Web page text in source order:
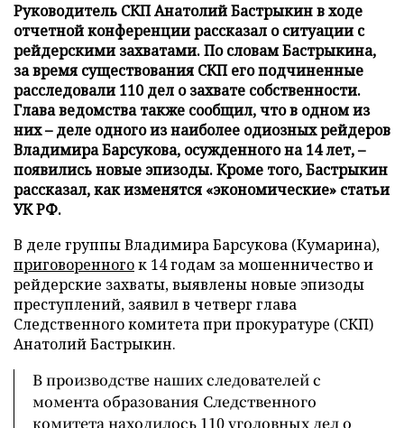
Руководитель СКП Анатолий Бастрыкин в ходе
отчетной конференции рассказал о ситуации с
рейдерскими захватами. По словам Бастрыкина,
за время существования СКП его подчиненные
расследовали 110 дел о захвате собственности.
Глава ведомства также сообщил, что в одном из
них – деле одного из наиболее одиозных рейдеров
Владимира Барсукова, осужденного на 14 лет, –
появились новые эпизоды. Кроме того, Бастрыкин
рассказал, как изменятся «экономические» статьи
УК РФ.
В деле группы Владимира Барсукова (Кумарина),
приговоренногок 14 годам за мошенничество и
рейдерские захваты, выявлены новые эпизоды
преступлений, заявил в четверг глава
Следственного комитета при прокуратуре (СКП)
Анатолий Бастрыкин.
В производстве наших следователей с
момента образования Следственного
комитета находилось 110 уголовных дел о